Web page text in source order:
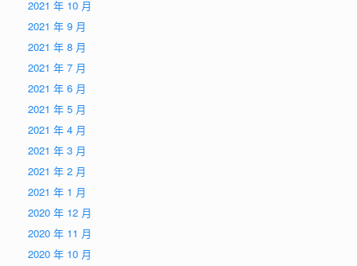
2021 年 10 月
2021 年 9 月
2021 年 8 月
2021 年 7 月
2021 年 6 月
2021 年 5 月
2021 年 4 月
2021 年 3 月
2021 年 2 月
2021 年 1 月
2020 年 12 月
2020 年 11 月
2020 年 10 月